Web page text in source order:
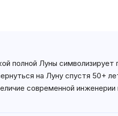
полной Луны
на Луну спустя 50+
современной